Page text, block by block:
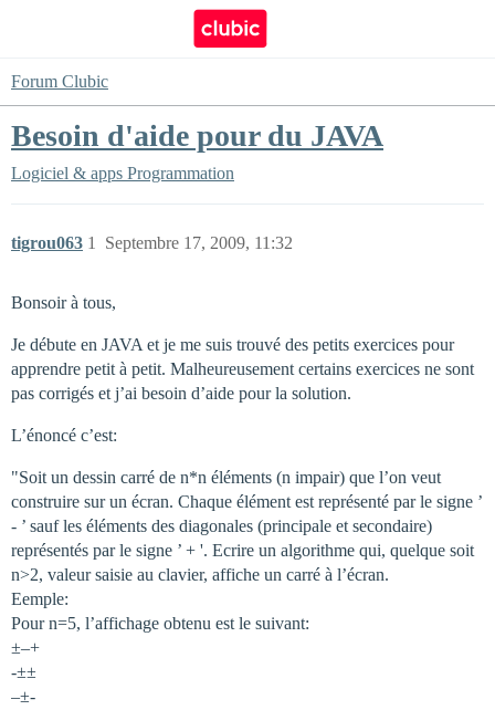
Forum Clubic
Besoin d'aide pour du JAVA
Logiciel & apps Programmation
tigrou063 Septembre 17, 2009, 11:32
1
Bonsoir à tous,
Je débute en JAVA et je me suis trouvé des petits exercices pour
apprendre petit à petit. Malheureusement certains exercices ne sont
pas corrigés et j’ai besoin d’aide pour la solution.
L’énoncé c’est:
"Soit un dessin carré de n*n éléments (n impair) que l’on veut
construire sur un écran. Chaque élément est représenté par le signe ’
- ’ sauf les éléments des diagonales (principale et secondaire)
représentés par le signe ’ + '. Ecrire un algorithme qui, quelque soit
n>2, valeur saisie au clavier, affiche un carré à l’écran.
Eemple:
Pour n=5, l’affichage obtenu est le suivant:
±–+
-±±
–±-